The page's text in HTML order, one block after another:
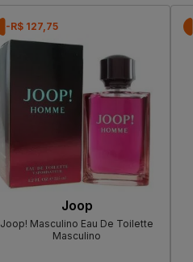
-R$ 127,75
Joop
Joop! Masculino Eau De Toilette
Masculino